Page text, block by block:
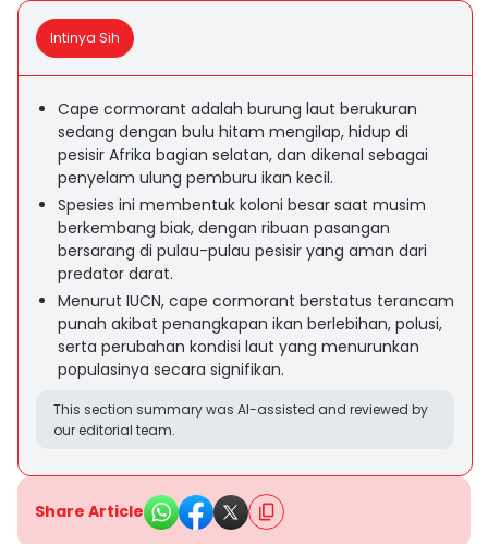
Intinya Sih
Cape cormorant adalah burung laut berukuran
sedang dengan bulu hitam mengilap, hidup di
pesisir Afrika bagian selatan, dan dikenal sebagai
penyelam ulung pemburu ikan kecil.
Spesies ini membentuk koloni besar saat musim
berkembang biak, dengan ribuan pasangan
bersarang di pulau-pulau pesisir yang aman dari
predator darat.
Menurut IUCN, cape cormorant berstatus terancam
punah akibat penangkapan ikan berlebihan, polusi,
serta perubahan kondisi laut yang menurunkan
populasinya secara signifikan.
This section summary was AI-assisted and reviewed by
our editorial team.
Share Article